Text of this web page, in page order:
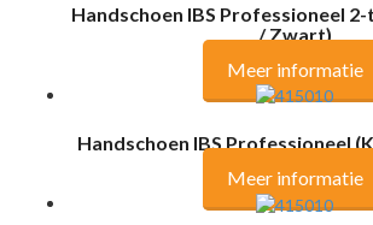
Handschoen IBS Professioneel
/ Zwart)
Meer informatie
Handschoen IBS Professioneel
Meer informatie